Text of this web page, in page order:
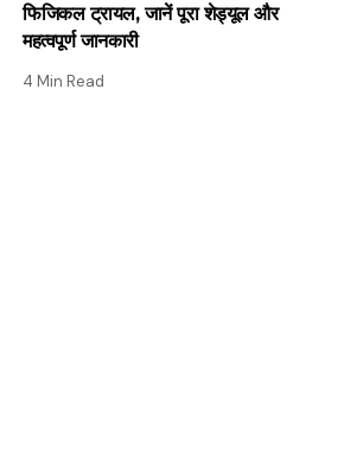
फिजिकल ट्रायल, जानें पूरा शेड्यूल और
महत्वपूर्ण जानकारी
4 Min Read